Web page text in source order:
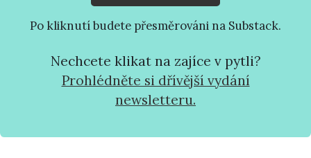
Po kliknutí budete přesměrováni na Substack.
Nechcete klikat na zajíce v pytli?
Prohlédněte si dřívější vydání
newsletteru.